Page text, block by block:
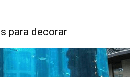
para decorar